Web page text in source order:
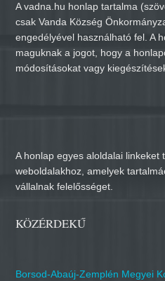
A vadna.hu honlap tartalma
csak Vanda Község
engedélyével használható fel. A
maguknak a jogot, hogy a
módosításokat vagy
A honlap egyes aloldalai linkeket
weboldalakhoz, amelyek
vállalnak felelősséget.
KÖZÉRDEKŰ
Borsod-Abaúj-Zemplén Megyei